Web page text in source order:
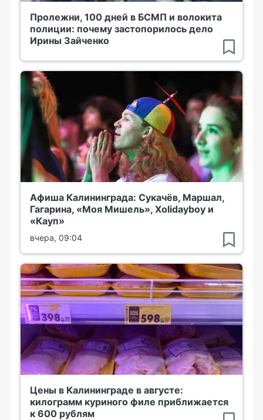
Пролежни, 100 дней в БСМП и волокита
полиции: почему застопорилось дело
Ирины Зайченко
Афиша Калининграда: Сукачёв, Маршал,
Гагарина, «Моя Мишель», Xolidayboy и
«Кауп»
вчера, 09:04
Цены в Калининграде в августе:
килограмм куриного филе приближается
к 600 рублям